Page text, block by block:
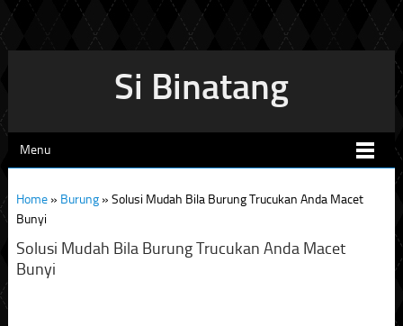
Si Binatang
Menu
Home» Burung» Solusi Mudah Bila Burung Trucukan Anda Macet
Bunyi
Solusi Mudah Bila Burung Trucukan Anda Macet
Bunyi